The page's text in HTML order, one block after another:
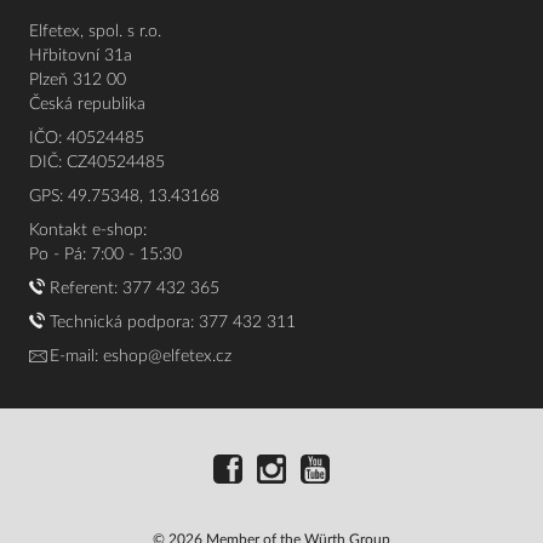
Elfetex, spol. s r.o.
Hřbitovní 31a
Plzeň 312 00
Česká republika
IČO: 40524485
DIČ: CZ40524485
GPS: 49.75348, 13.43168
Kontakt e-shop:
Po - Pá: 7:00 - 15:30
Referent: 377 432 365
Technická podpora: 377 432 311
E-mail: eshop@elfetex.cz
© 2026 Member of the Würth Group